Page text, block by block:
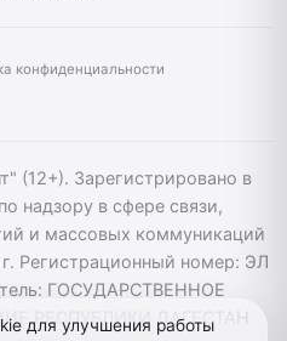
конфиденциальности
(12+). Зарегистрировано в
надзору в сфере связи,
и массовых коммуникаций
Регистрационный номер: ЭЛ
ГОСУДАРСТВЕННОЕ
РЕСПУБЛИКИ ДАГЕСТАН
для улучшения работы